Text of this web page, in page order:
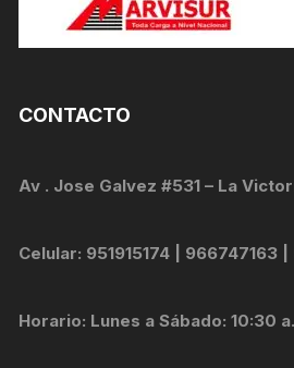
CONTACTO
Av . Jose Galvez #531 – La
Celular: 951915174 | 966747163
Horario: Lunes a Sábado: 10:30